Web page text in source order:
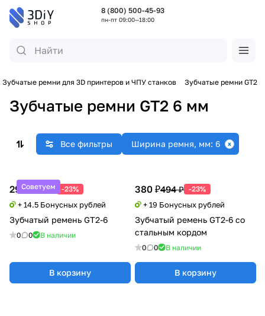
8 (800) 500-45-93
пн-пт 09:00—18:00
Зубчатые ремни для 3D принтеров и ЧПУ станков Зубчатые ремни GT2
Зубчатые ремни GT2 6 мм
Все фильтры Ширина ремня, мм: 6
Советуем
290 ₽377 ₽ -23%
+ 14.5 Бонусных рублей
Зубчатый ремень GT2-6
0 0 В наличии
В корзину
380 ₽494 ₽ -23%
+ 19 Бонусных рублей
Зубчатый ремень GT2-6 со
стальным кордом
0 0 В наличии
В корзину